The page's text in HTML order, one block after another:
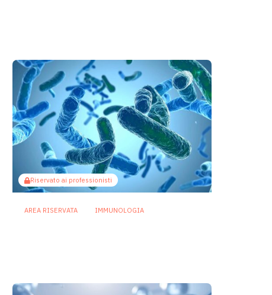
Riservato ai professionisti
AREA RISERVATA IMMUNOLOGIA